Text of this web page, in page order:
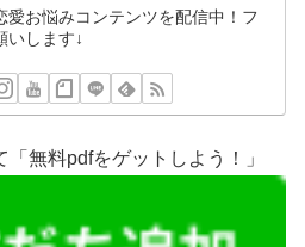
愛お悩みコンテンツを配信中！フ
いします↓
無料pdfをゲットしよう！」